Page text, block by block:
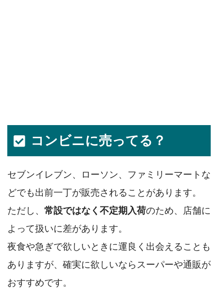
コンビニに売ってる？
セブンイレブン、ローソン、ファミリーマートな
どでも出前一丁が販売されることがあります。
ただし、 常設ではなく不定期入荷のため、店舗に
よって扱いに差があります。
夜食や急ぎで欲しいときに運良く出会えることも
ありますが、確実に欲しいならスーパーや通販が
おすすめです。